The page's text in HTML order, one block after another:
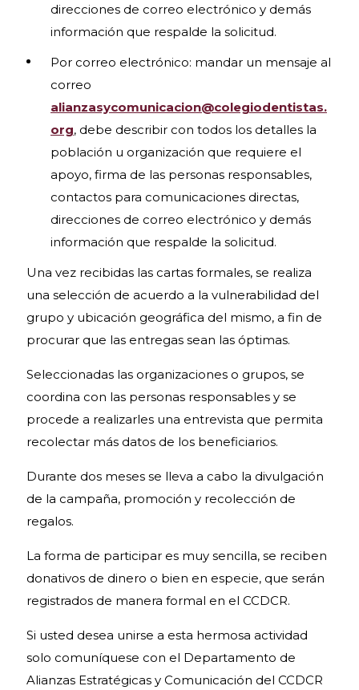
direcciones de correo electrónico y demás
información que respalde la solicitud.
Por correo electrónico: mandar un mensaje al
correo
alianzasycomunicacion@colegiodentistas.
org, debe describir con todos los detalles la
población u organización que requiere el
apoyo, firma de las personas responsables,
contactos para comunicaciones directas,
direcciones de correo electrónico y demás
información que respalde la solicitud.
Una vez recibidas las cartas formales, se realiza
una selección de acuerdo a la vulnerabilidad del
grupo y ubicación geográfica del mismo, a fin de
procurar que las entregas sean las óptimas.
Seleccionadas las organizaciones o grupos, se
coordina con las personas responsables y se
procede a realizarles una entrevista que permita
recolectar más datos de los beneficiarios.
Durante dos meses se lleva a cabo la divulgación
de la campaña, promoción y recolección de
regalos.
La forma de participar es muy sencilla, se reciben
donativos de dinero o bien en especie, que serán
registrados de manera formal en el CCDCR.
Si usted desea unirse a esta hermosa actividad
solo comuníquese con el Departamento de
Alianzas Estratégicas y Comunicación del CCDCR